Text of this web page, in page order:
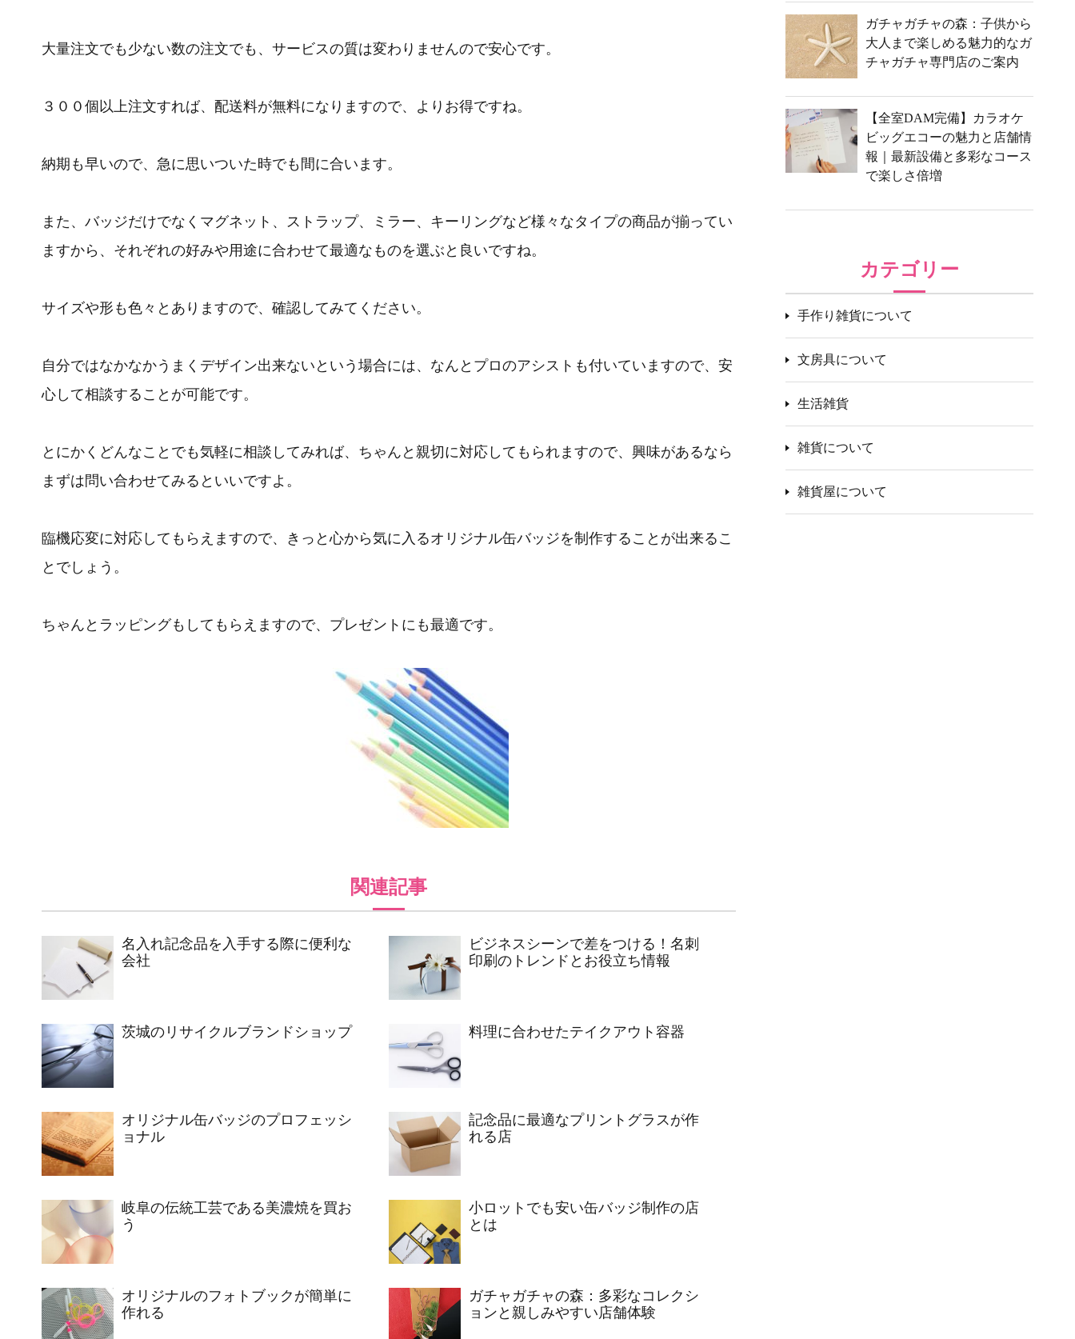
大量注文でも少ない数の注文でも、サービスの質は変わりませんので安心です。
３００個以上注文すれば、配送料が無料になりますので、よりお得ですね。
納期も早いので、急に思いついた時でも間に合います。
また、バッジだけでなくマグネット、ストラップ、ミラー、キーリングなど様々なタイプの商品が揃ってい
ますから、それぞれの好みや用途に合わせて最適なものを選ぶと良いですね。
サイズや形も色々とありますので、確認してみてください。
自分ではなかなかうまくデザイン出来ないという場合には、なんとプロのアシストも付いていますので、安
心して相談することが可能です。
とにかくどんなことでも気軽に相談してみれば、ちゃんと親切に対応してもられますので、興味があるなら
まずは問い合わせてみるといいですよ。
臨機応変に対応してもらえますので、きっと心から気に入るオリジナル缶バッジを制作することが出来るこ
とでしょう。
ちゃんとラッピングもしてもらえますので、プレゼントにも最適です。
関連記事
名入れ記念品を入手する際に便利な
会社
ビジネスシーンで差をつける！名刺
印刷のトレンドとお役立ち情報
茨城のリサイクルブランドショップ 料理に合わせたテイクアウト容器
オリジナル缶バッジのプロフェッシ
ョナル
記念品に最適なプリントグラスが作
れる店
岐阜の伝統工芸である美濃焼を買お
う
小ロットでも安い缶バッジ制作の店
とは
オリジナルのフォトブックが簡単に
作れる
ガチャガチャの森：多彩なコレクシ
ョンと親しみやすい店舗体験
ガチャガチャの森：子供から
大人まで楽しめる魅力的なガ
チャガチャ専門店のご案内
【全室DAM完備】カラオケ
ビッグエコーの魅力と店舗情
報｜最新設備と多彩なコース
で楽しさ倍増
カテゴリー
手作り雑貨について
文房具について
生活雑貨
雑貨について
雑貨屋について